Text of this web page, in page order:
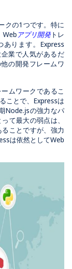
クの1つです。特に
Web アプリ開発トレ
ります。Express
業で人気があるだ
の開発フレームワ
ムワークであるこ
ことで、Expressは
Node.jsの強力なパ
て最大の弱点は、
ことですが、強力
は依然としてWeb